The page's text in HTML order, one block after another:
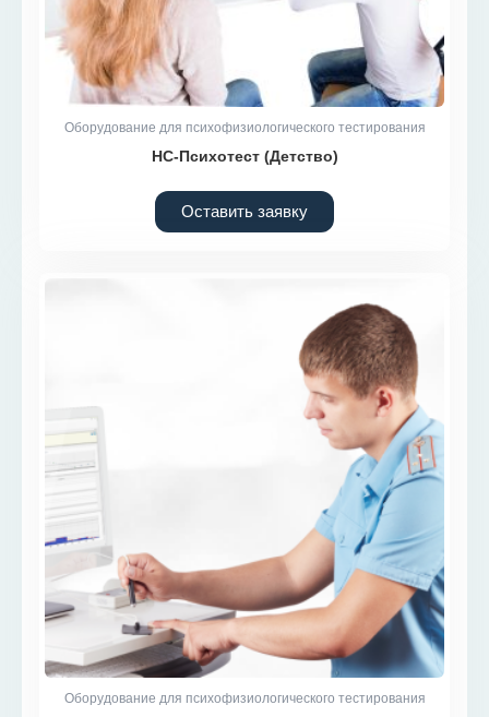
Оборудование для психофизиологического тестирования
НС-Психотест (Детство)
Оставить заявку
Оборудование для психофизиологического тестирования